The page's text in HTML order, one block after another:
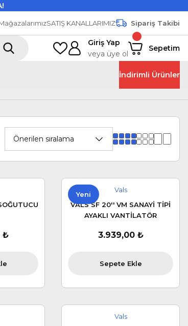
SATIŞ KANALLARIMIZ Sipariş Takibi
Giriş Yap
veya üye ol
Sepetim
İndirimli Ürünler
₺
Yeni
Vals
VALS SF 20'' VM SANAYİ TİPİ
AYAKLI VANTİLATÖR
3.939,00 ₺
Sepete Ekle
Vals